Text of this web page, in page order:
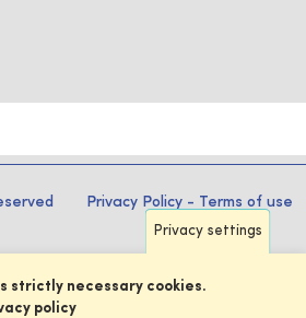
Privacy Policy - Terms of use
Privacy settings
strictly necessary cookies.
policy